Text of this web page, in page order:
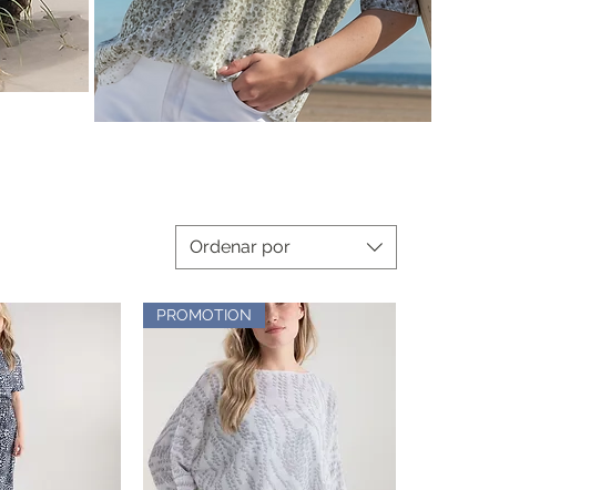
Ordenar por
PROMOTION